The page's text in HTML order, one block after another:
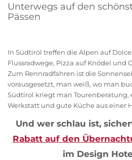
Unterwegs auf den
Pässen
In Südtirol treffen die Alpen auf Dolce
Flussradwege, Pizza auf Knödel und
Zum Rennradfahren ist die
vorausgesetzt, man weiß, wo man
Südtirol kriegt man Tourenberatung,
Werkstatt und gute Küche aus einer
Und wer schlau ist,
Rabatt auf den
im Design